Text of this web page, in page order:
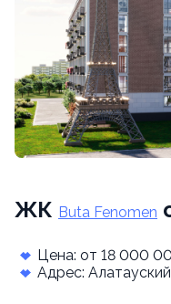
ЖК Buta Fenomen
Цена: от 18 000
Адрес: